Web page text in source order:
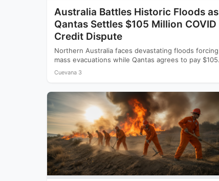
Australia Battles Historic Floods as
Qantas Settles $105 Million COVID
Credit Dispute
Northern Australia faces devastating floods forcing
mass evacuations while Qantas agrees to pay $105
million to settle a…
Cuevana 3